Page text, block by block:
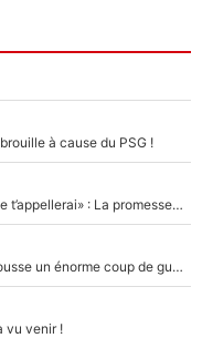
à cause du PSG !
Mercato - OM - «Dès que je prends un club, je t’appellerai» : La promesse de Marcelino au moment de claquer la porte
Victime de racisme contre Murray, Kyrgios pousse un énorme coup de gueule !
vu venir !